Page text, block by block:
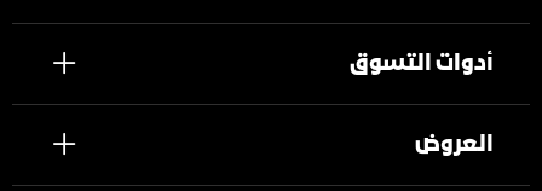
أدوات التسوق
العروض